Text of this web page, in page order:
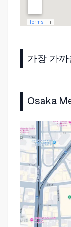
가장 가까
Osaka